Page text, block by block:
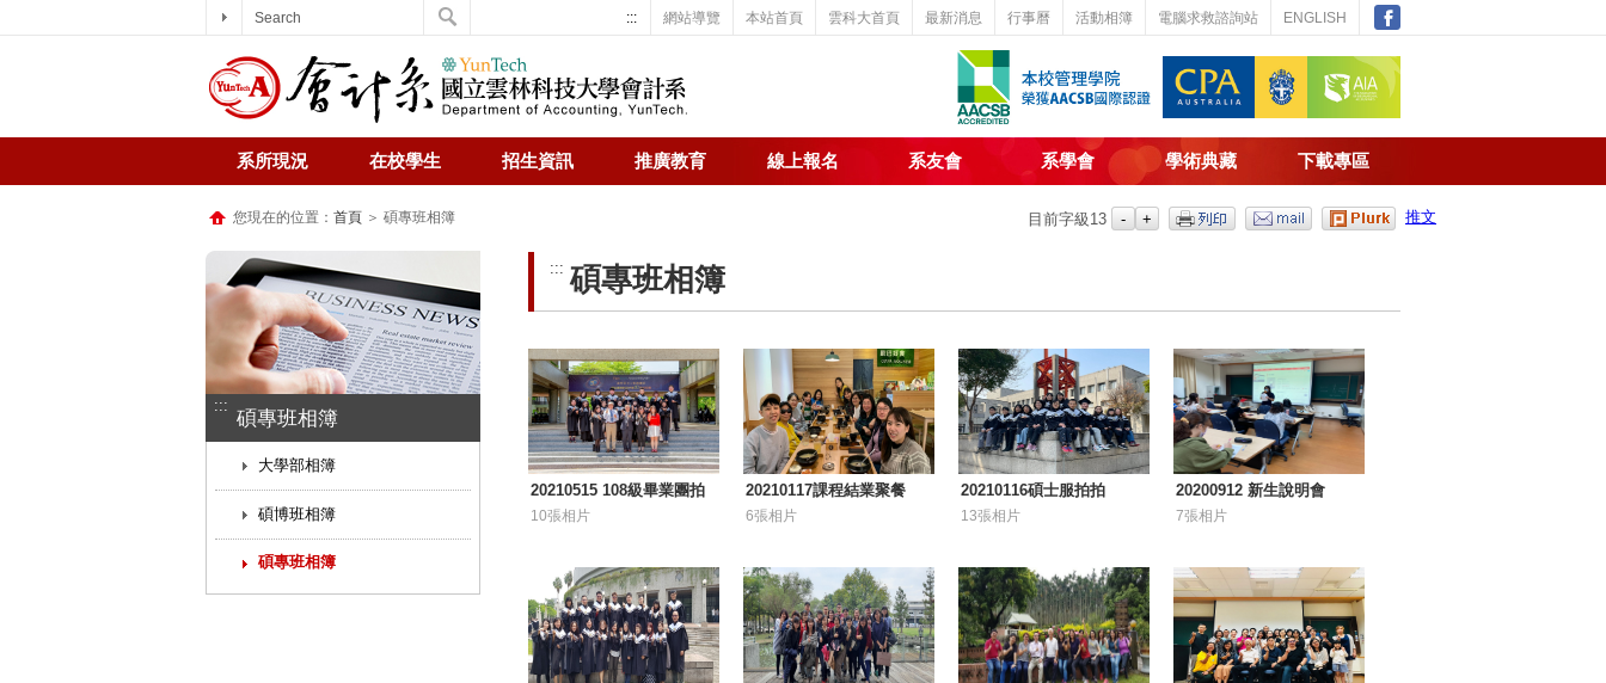
ENGLISH
電腦求救諮詢站
活動相簿
行事曆
最新消息
雲科大首頁
本站首頁
網站導覽
:::
系所現況 在校學生 招生資訊 推廣教育 線上報名 系友會 系學會 學術典藏 下載專區
您現在的位置： 首頁 ＞ 碩專班相簿 推文
目前字級 13
:::
碩專班相簿
大學部相簿
碩博班相簿
碩專班相簿
::: 碩專班相簿
20210515 108級畢業團拍
10張相片
20210117課程結業聚餐
6張相片
20210116碩士服拍拍
13張相片
20200912 新生說明會
7張相片
Search